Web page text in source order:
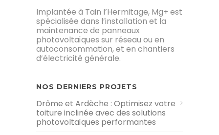
Implantée à Tain l’Hermitage, Mg+ est
spécialisée dans l’installation et la
maintenance de panneaux
photovoltaïques sur réseau ou en
autoconsommation, et en chantiers
d’électricité générale.
NOS DERNIERS PROJETS
Drôme et Ardèche : Optimisez votre
toiture inclinée avec des solutions
photovoltaïques performantes